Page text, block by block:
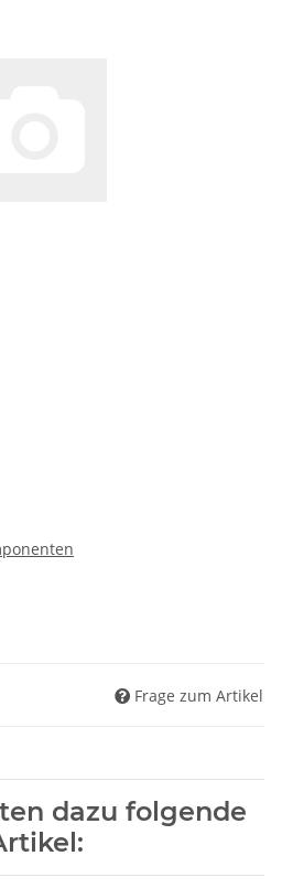
Frage zum Artikel
dazu folgende